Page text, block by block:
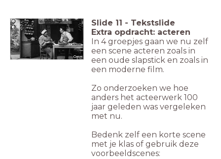
Slide 11 - Tekstslide
Extra opdracht: acteren
In 4 groepjes gaan we nu zelf
een scene acteren zoals in
een oude slapstick en zoals in
een moderne film.
Zo onderzoeken we hoe
anders het acteerwerk 100
jaar geleden was vergeleken
met nu.
Bedenk zelf een korte scene
met je klas of gebruik deze
voorbeeldscenes: